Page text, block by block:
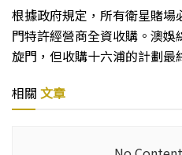
根據政府規定，所有衛星賭
門特許經營商全資收購。澳
旋門，但收購十六浦的計劃最
相關 文章